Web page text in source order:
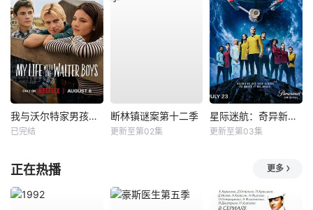
我与沃尔特家男孩的生活第三季
已完结
断林镇谜案第十二季
更新至第02集
星际迷航：奇异新世界第四季
更新至第03集
正在热播 更多